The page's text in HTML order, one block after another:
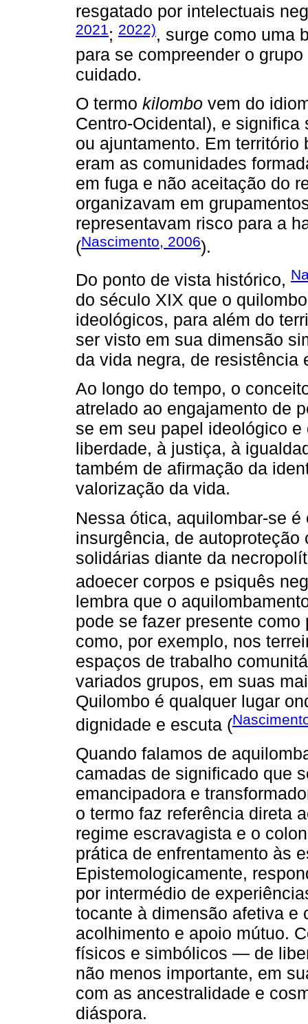
resgatado por intelectuais
2021; 2022), surge como uma
para se compreender o
cuidado.
O termo kilombo vem do
Centro-Ocidental), e
ou ajuntamento. Em
eram as comunidades
em fuga e não aceitação do
organizavam em
representavam risco para a
(Nascimento, 2006).
Do ponto de vista histórico,
do século XIX que o
ideológicos, para além do
ser visto em sua dimensão
da vida negra, de resistência
Ao longo do tempo, o
atrelado ao engajamento de
se em seu papel ideológico
liberdade, à justiça, à
também de afirmação da
valorização da vida.
Nessa ótica, aquilombar-se
insurgência, de
solidárias diante da
adoecer corpos e psiquês
lembra que o
pode se fazer presente
como, por exemplo, nos
espaços de trabalho
variados grupos, em suas
Quilombo é qualquer lugar
dignidade e escuta (
Quando falamos de
camadas de significado que
emancipadora e
o termo faz referência direta
regime escravagista e o
prática de enfrentamento às
Epistemologicamente,
por intermédio de
tocante à dimensão afetiva e
acolhimento e apoio mútuo.
físicos e simbólicos — de
não menos importante, em
com as ancestralidade e
diáspora.